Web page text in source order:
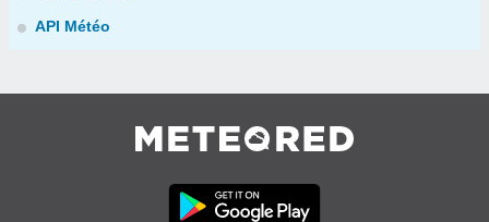
API Météo